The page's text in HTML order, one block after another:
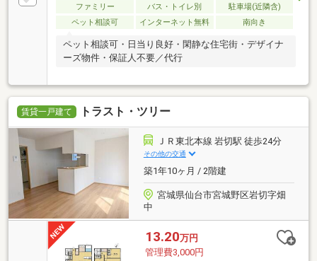
ファミリー バス・トイレ別
駐車場(近隣含)
ペット相談可
インターネット無料 南向き
ペット相談可・日当り良好・閑静な住宅街・デザイナ
ーズ物件・保証人不要／代行
賃貸一戸建て トラスト・ツリー
ＪＲ東北本線 岩切駅 徒歩24分
その他の交通
築1年10ヶ月 / 2階建
宮城県仙台市宮城野区岩切字畑
中
13.20万円
管理費3,000円